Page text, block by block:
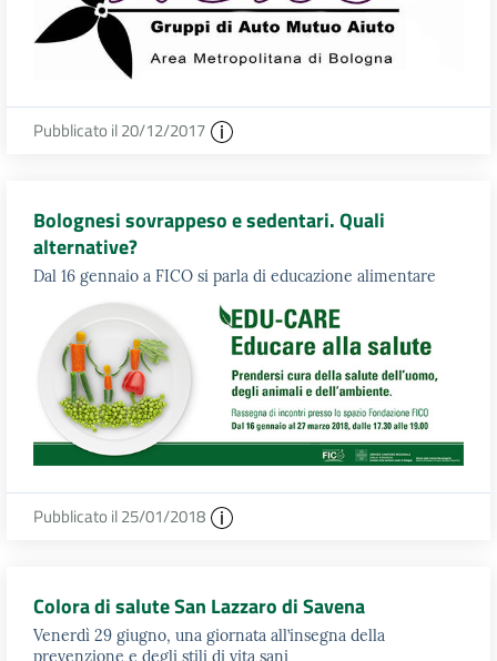
Pubblicato il 20/12/2017
Bolognesi sovrappeso e sedentari. Quali
alternative?
Dal 16 gennaio a FICO si parla di educazione alimentare
Pubblicato il 25/01/2018
Colora di salute San Lazzaro di Savena
Venerdì 29 giugno, una giornata all’insegna della
prevenzione e degli stili di vita sani